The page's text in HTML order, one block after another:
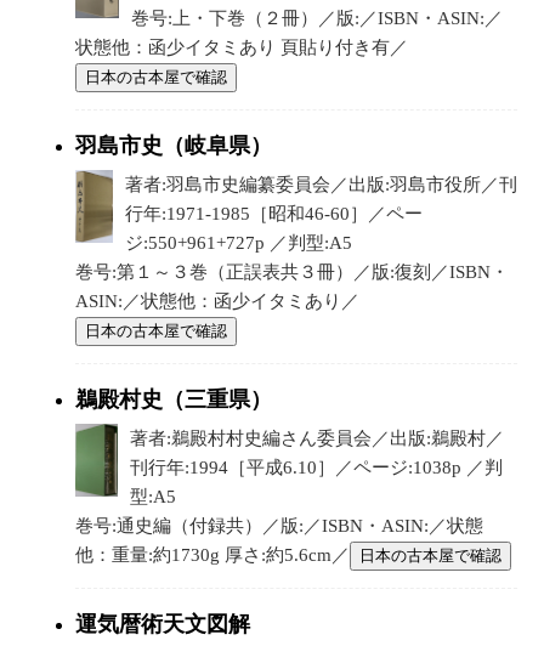
巻号:上・下巻（２冊）／版:／ISBN・ASIN:／
状態他：函少イタミあり 頁貼り付き有／
日本の古本屋で確認
羽島市史（岐阜県）
著者:羽島市史編纂委員会／出版:羽島市役所／刊
行年:1971-1985［昭和46-60］／ペー
ジ:550+961+727p ／判型:A5
巻号:第１～３巻（正誤表共３冊）／版:復刻／ISBN・
ASIN:／状態他：函少イタミあり／
日本の古本屋で確認
鵜殿村史（三重県）
著者:鵜殿村村史編さん委員会／出版:鵜殿村／
刊行年:1994［平成6.10］／ページ:1038p ／判
型:A5
巻号:通史編（付録共）／版:／ISBN・ASIN:／状態
他：重量:約1730g 厚さ:約5.6cm／
日本の古本屋で確認
運気暦術天文図解